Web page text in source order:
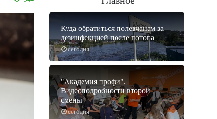
сегодня
Куда обратиться полевчанам за
дезинфекцией после потопа
сегодня
"Академия профи".
Видеоподробности второй
смены